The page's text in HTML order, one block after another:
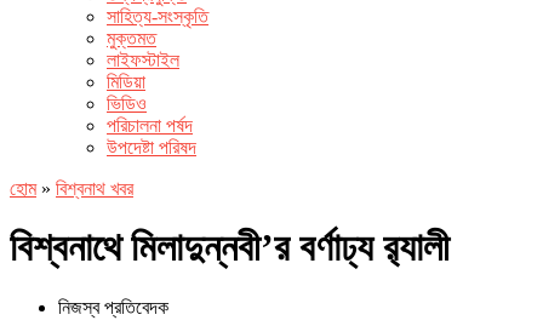
সাহিত্য-সংস্কৃতি
মুক্তমত
লাইফস্টাইল
মিডিয়া
ভিডিও
পরিচালনা পর্ষদ
উপদেষ্টা পরিষদ
হোম» বিশ্বনাথ খবর
বিশ্বনাথে মিলাদুন্নবী’র বর্ণাঢ্য র‌্যালী
নিজস্ব প্রতিবেদক